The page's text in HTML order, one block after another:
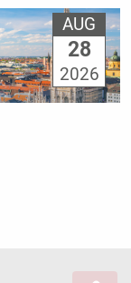
AUG
28
2026